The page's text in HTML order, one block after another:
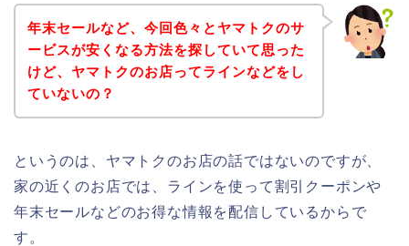
年末セールなど、今回色々とヤマトクのサ
ービスが安くなる方法を探していて思った
けど、ヤマトクのお店ってラインなどをし
ていないの？
というのは、ヤマトクのお店の話ではないのですが、
家の近くのお店では、ラインを使って割引クーポンや
年末セールなどのお得な情報を配信しているからで
す。